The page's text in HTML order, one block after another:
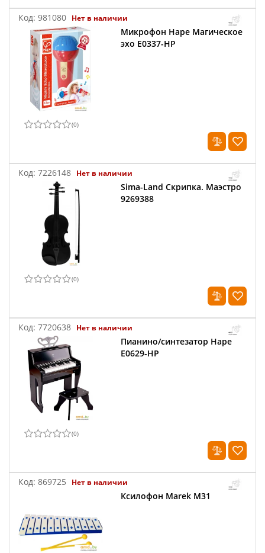
Код: 981080 Нет в наличии
Микрофон Hape Магическое
эхо E0337-HP
(0)
Код: 7226148 Нет в наличии
Sima-Land Скрипка. Маэстро
9269388
(0)
Код: 7720638 Нет в наличии
Пианино/синтезатор Hape
E0629-HP
(0)
Код: 869725 Нет в наличии
Ксилофон Marek M31